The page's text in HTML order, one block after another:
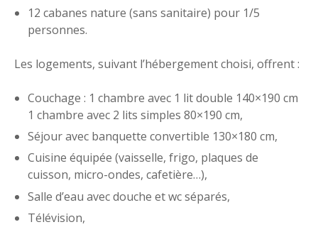
12 cabanes nature (sans sanitaire) pour 1/5
personnes.
Les logements, suivant l’hébergement choisi, offrent :
Couchage : 1 chambre avec 1 lit double 140×190 cm
1 chambre avec 2 lits simples 80×190 cm,
Séjour avec banquette convertible 130×180 cm,
Cuisine équipée (vaisselle, frigo, plaques de
cuisson, micro-ondes, cafetière…),
Salle d’eau avec douche et wc séparés,
Télévision,